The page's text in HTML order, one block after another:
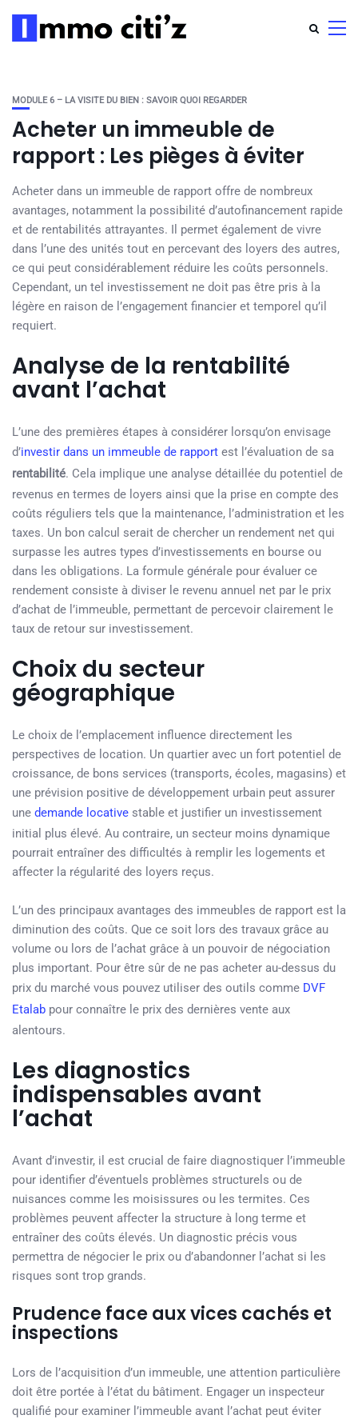
MODULE 6 – LA VISITE DU BIEN : SAVOIR QUOI REGARDER
Acheter un immeuble de
rapport : Les pièges à éviter
Acheter dans un immeuble de rapport offre de nombreux
avantages, notamment la possibilité d’autofinancement rapide
et de rentabilités attrayantes. Il permet également de vivre
dans l’une des unités tout en percevant des loyers des autres,
ce qui peut considérablement réduire les coûts personnels.
Cependant, un tel investissement ne doit pas être pris à la
légère en raison de l’engagement financier et temporel qu’il
requiert.
Analyse de la rentabilité
avant l’achat
L’une des premières étapes à considérer lorsqu’on envisage
d’investir dans un immeuble de rapport est l’évaluation de sa
rentabilité. Cela implique une analyse détaillée du potentiel de
revenus en termes de loyers ainsi que la prise en compte des
coûts réguliers tels que la maintenance, l’administration et les
taxes. Un bon calcul serait de chercher un rendement net qui
surpasse les autres types d’investissements en bourse ou
dans les obligations. La formule générale pour évaluer ce
rendement consiste à diviser le revenu annuel net par le prix
d’achat de l’immeuble, permettant de percevoir clairement le
taux de retour sur investissement.
Choix du secteur
géographique
Le choix de l’emplacement influence directement les
perspectives de location. Un quartier avec un fort potentiel de
croissance, de bons services (transports, écoles, magasins) et
une prévision positive de développement urbain peut assurer
une demande locative stable et justifier un investissement
initial plus élevé. Au contraire, un secteur moins dynamique
pourrait entraîner des difficultés à remplir les logements et
affecter la régularité des loyers reçus.
L’un des principaux avantages des immeubles de rapport est la
diminution des coûts. Que ce soit lors des travaux grâce au
volume ou lors de l’achat grâce à un pouvoir de négociation
plus important. Pour être sûr de ne pas acheter au-dessus du
prix du marché vous pouvez utiliser des outils comme DVF
Etalab pour connaître le prix des dernières vente aux
alentours.
Les diagnostics
indispensables avant
l’achat
Avant d’investir, il est crucial de faire diagnostiquer l’immeuble
pour identifier d’éventuels problèmes structurels ou de
nuisances comme les moisissures ou les termites. Ces
problèmes peuvent affecter la structure à long terme et
entraîner des coûts élevés. Un diagnostic précis vous
permettra de négocier le prix ou d’abandonner l’achat si les
risques sont trop grands.
Prudence face aux vices cachés et
inspections
Lors de l’acquisition d’un immeuble, une attention particulière
doit être portée à l’état du bâtiment. Engager un inspecteur
qualifié pour examiner l’immeuble avant l’achat peut éviter